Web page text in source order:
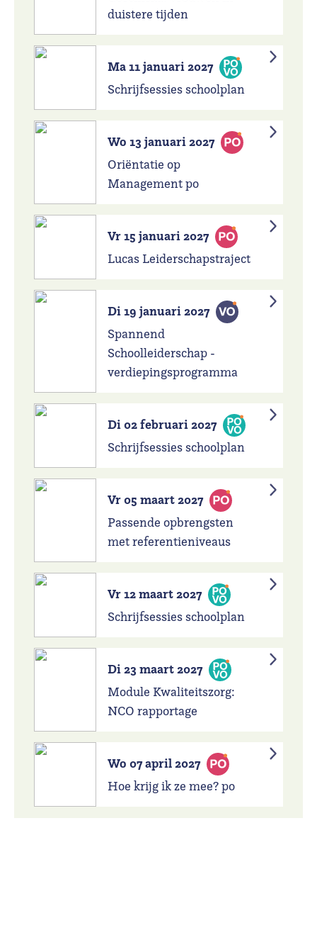
duistere tijden
Ma 11 januari 2027
Schrijfsessies schoolplan
Wo 13 januari 2027
Oriëntatie op
Management po
Vr 15 januari 2027
Lucas Leiderschapstraject
Di 19 januari 2027
Spannend
Schoolleiderschap -
verdiepingsprogramma
Di 02 februari 2027
Schrijfsessies schoolplan
Vr 05 maart 2027
Passende opbrengsten
met referentieniveaus
Vr 12 maart 2027
Schrijfsessies schoolplan
Di 23 maart 2027
Module Kwaliteitszorg:
NCO rapportage
Wo 07 april 2027
Hoe krijg ik ze mee? po